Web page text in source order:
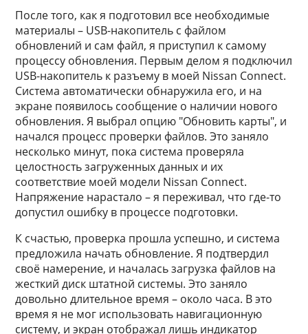
После того, как я подготовил все необходимые
материалы – USB-накопитель с файлом
обновлений и сам файл, я приступил к самому
процессу обновления. Первым делом я подключил
USB-накопитель к разъему в моей Nissan Connect.
Система автоматически обнаружила его, и на
экране появилось сообщение о наличии нового
обновления. Я выбрал опцию "Обновить карты", и
начался процесс проверки файлов. Это заняло
несколько минут, пока система проверяла
целостность загруженных данных и их
соответствие моей модели Nissan Connect.
Напряжение нарастало – я переживал, что где-то
допустил ошибку в процессе подготовки.
К счастью, проверка прошла успешно, и система
предложила начать обновление. Я подтвердил
своё намерение, и началась загрузка файлов на
жесткий диск штатной системы. Это заняло
довольно длительное время – около часа. В это
время я не мог использовать навигационную
систему, и экран отображал лишь индикатор